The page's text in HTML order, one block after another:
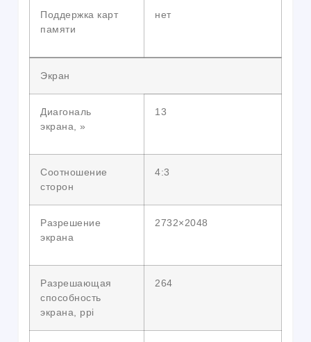
Поддержка карт
памяти
нет
Экран
Диагональ
экрана, »
13
Соотношение
сторон
4:3
Разрешение
экрана
2732×2048
Разрешающая
способность
экрана, ppi
264